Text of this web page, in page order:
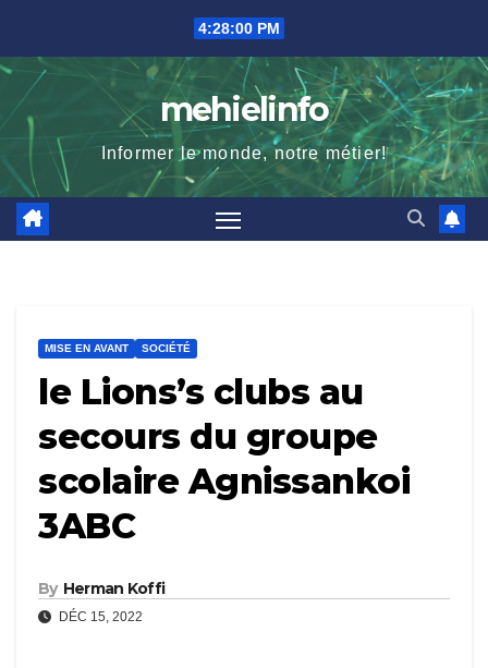
content
4:28:01 PM
mehielinfo
Informer le monde, notre métier!
MISE EN AVANT SOCIÉTÉ
le Lions’s clubs au
secours du groupe
scolaire Agnissankoi
3ABC
By Herman Koffi
DÉC 15, 2022